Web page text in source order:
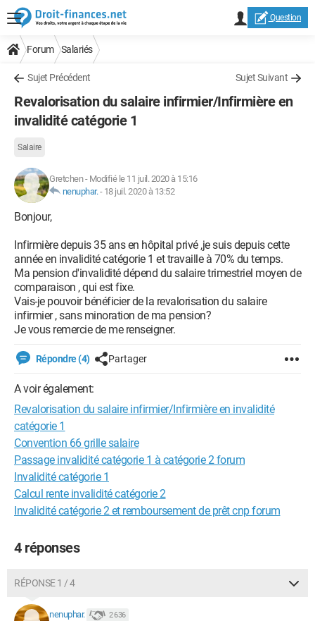
Question
Forum Salariés
Sujet Précédent Sujet Suivant
Revalorisation du salaire infirmier/Infirmière en
invalidité catégorie 1
Salaire
Gretchen- Modifié le 11 juil. 2020 à 15:16
nenuphar.- 18 juil. 2020 à 13:52
Bonjour,
Infirmière depuis 35 ans en hôpital privé ,je suis depuis cette
année en invalidité catégorie 1 et travaille à 70% du temps.
Ma pension d'invalidité dépend du salaire trimestriel moyen de
comparaison , qui est fixe.
Vais-je pouvoir bénéficier de la revalorisation du salaire
infirmier , sans minoration de ma pension?
Je vous remercie de me renseigner.
Répondre (4) Partager
A voir également:
Revalorisation du salaire infirmier/Infirmière en invalidité
catégorie 1
Convention 66 grille salaire
Passage invalidité catégorie 1 à catégorie 2 forum
Invalidité catégorie 1
Calcul rente invalidité catégorie 2
Invalidité catégorie 2 et remboursement de prêt cnp forum
4 réponses
RÉPONSE 1 / 4
nenuphar. 2 636